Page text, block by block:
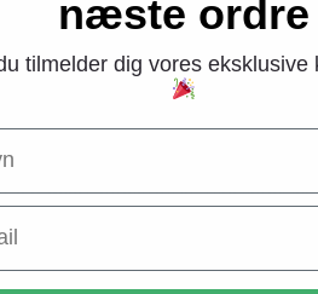
glans. Shampooen tilfører
trænger ind i hårfibrene og
at håndtere. Håret føles
med salonkvalitet. Den
næste ordre
tilmelder dig vores eksklusive